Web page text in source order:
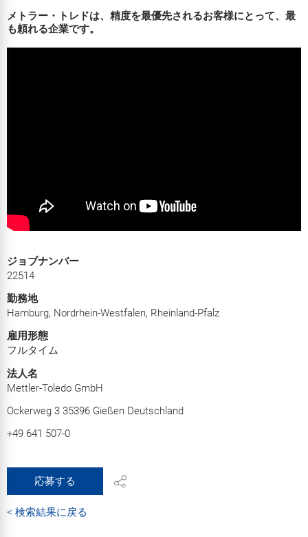
メトラー・トレドは、精度を最優先されるお客様にとって、最
も頼れる企業です。
ジョブナンバー
22514
勤務地
Hamburg, Nordrhein-Westfalen, Rheinland-Pfalz
雇用形態
フルタイム
法人名
Mettler-Toledo GmbH
Ockerweg 3 35396 Gießen Deutschland
+49 641 507-0
応募する
< 検索結果に戻る